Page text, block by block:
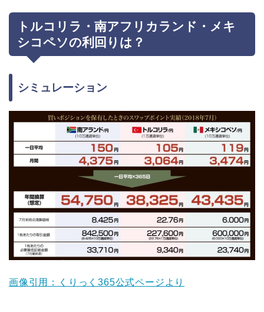
トルコリラ・南アフリカランド・メキ
シコペソの利回りは？
シミュレーション
画像引用：くりっく365公式ページより